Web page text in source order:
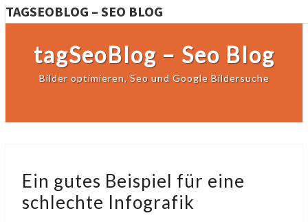
TAGSEOBLOG – SEO BLOG
tagSeoBlog – Seo Blog
Bilder optimieren, Seo und Google Bildersuche
gutes
Beispiel
Ein gutes Beispiel für eine
schlechte Infografik